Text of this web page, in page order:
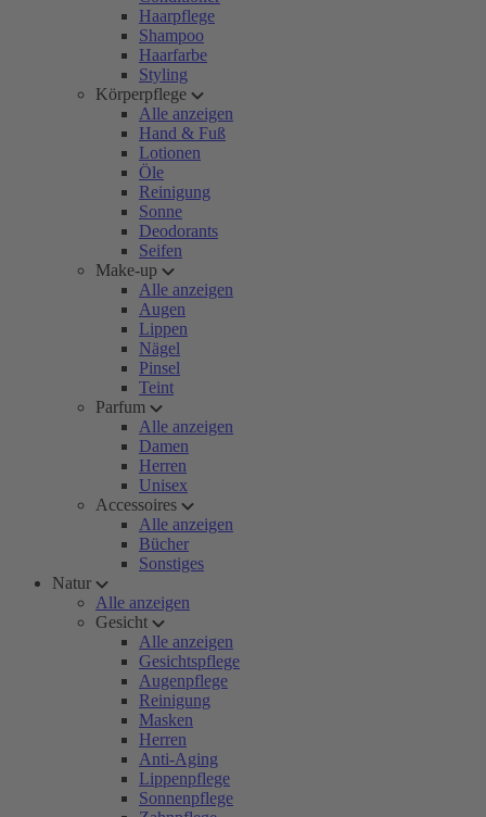
Haarpflege
Shampoo
Haarfarbe
Styling
Körperpflege
Alle anzeigen
Hand & Fuß
Lotionen
Öle
Reinigung
Sonne
Deodorants
Seifen
Make-up
Alle anzeigen
Augen
Lippen
Nägel
Pinsel
Teint
Parfum
Alle anzeigen
Damen
Herren
Unisex
Accessoires
Alle anzeigen
Bücher
Sonstiges
Natur
Alle anzeigen
Gesicht
Alle anzeigen
Gesichtspflege
Augenpflege
Reinigung
Masken
Herren
Anti-Aging
Lippenpflege
Sonnenpflege